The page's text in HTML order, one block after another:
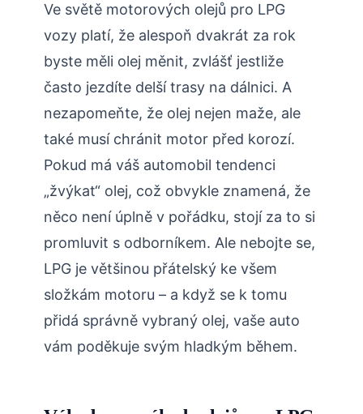
Ve světě motorových olejů pro LPG
vozy platí, že alespoň dvakrát za rok
byste měli olej měnit, zvlášť jestliže
často jezdíte delší trasy na dálnici. A
nezapomeňte, že olej nejen maže, ale
také musí chránit motor před korozí.
Pokud má váš automobil tendenci
„žvýkat“ olej, což obvykle znamená, že
něco není úplně v pořádku, stojí za to si
promluvit s odborníkem. Ale nebojte se,
LPG je většinou přátelský ke všem
složkám motoru – a když se k tomu
přidá správně vybraný olej, vaše auto
vám poděkuje svým hladkým během.